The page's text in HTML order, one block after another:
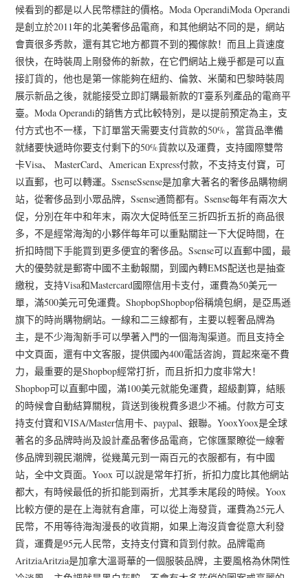
候看到的都是以人民幣標註的價格。Moda OperandiModa Operandi
是創立於2011年的北美奢侈品電商，和其他網站不同的是，網站
會賣很多秀款，還有其它地方都買不到的獨傢款！而且上貨速度
很快，在時裝周上剛發佈的新款，在它們網站上幾乎都是可以直
接訂貨的，他也是第一傢能夠在紐約、倫敦、米蘭和巴黎時裝周
展示新品之後，就能接受立即訂購最新款的T臺系列產品的電商平
臺。Moda Operandi的銷售方式比較特別，是以提前預定為主，支
付方式也不一樣，下訂單當天需要支付貨款的50%，當貨品準備
就緒要快遞時你要支付剩下的50%貨款以及運費，支持國際雙幣
卡Visa、 MasterCard、American Express付款，不支持支付寶，可
以直郵，也可以轉運。SsenseSsense是加拿大著名的奢侈品購物網
站，從奢侈品到小眾品牌，Ssense通筒都有。Ssense每年有兩次大
促，分別在年中和年末，兩次大促時低至三折四折五折的商品很
多，不是經常海淘的小夥伴每年可以重點關註一下大促時間，在
折扣時間下手能買到更多便宜的奢侈品。Ssense可以直郵中國，最
大的優勢就是郵寄中國不主動報關，到國內轉EMS配送也是抽查
繳稅，支持Visa和Mastercard國際信用卡支付，運費為50美元一
單，滿500美元可免運費。ShopbopShopbop俗稱燒包網，是亞馬遜
旗下的時尚購物網站。一線和二三線都有，主要以輕奢品牌為
主，是不少海淘新手可以學著入門的一個海淘渠道。而且支持全
中文頁面，還有中文客服，提供國內400電話咨詢，買起來毫不費
力，最重要的是Shopbop經常打折，而且折扣力度非常大！
Shopbop可以直郵中國，滿100美元就能免運費，超級劃算，結賬
的時候會自動結算關稅，貨送到後稅費多退少不補。付款方可支
持支付寶和VISA/Master信用卡、paypal、銀聯。YooxYoox是全球
著名的多品牌時尚及設計產品奢侈品電商，它傢匯聚瞭從一線奢
侈品牌到親民潮牌，從幾萬元到一兩百元的衣服都有，有中國
站，全中文頁面。Yoox 可以說是常年打折，折扣力度比其他網站
都大，有時候最低的折扣能到兩折，尤其季末尾段的時候。Yoox
比較方便的是在上海就有倉庫，可以從上海發貨，運費為25元人
民幣，不用等待海淘漫長的收貨期，如果上海沒貨會從意大利發
貨，運費是95元人民幣，支持支付寶和貨到付款。品牌電商
AritziaAritzia是加拿大溫哥華的一個服裝品牌，主要風格為休閑性